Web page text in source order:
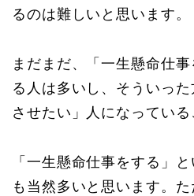
るのは難しいと思います。
まだまだ、「一生懸命仕
る人は多いし、そういっ
させたい」人になっている
「一生懸命仕事をする」
も当然多いと思います。